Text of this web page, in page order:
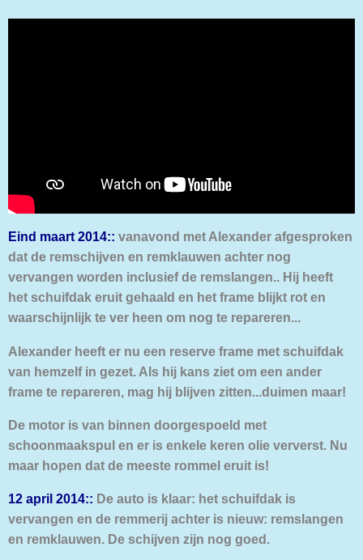
Eind maart 2014:: vanavond met Alexander afgesproken
dat de remschijven en remklauwen achter nog
vervangen worden inclusief de remslangen.. Hij heeft
het schuifdak eruit gehaald en het frame blijkt rot en
waarschijnlijk te ver heen om nog te repareren...
Alexander heeft er nu een reserve frame met schuifdak
van hemzelf in gezet. Als hij kans ziet om een ander
frame te repareren, mag hij blijven zitten...duimen maar!
De motor is van binnen doorgespoeld met
schoonmaakspul en er is enkele keren olie ververst. Nu
maar hopen dat de meeste rommel eruit is!
12 april 2014:: De auto is klaar: het schuifdak is
vervangen en de remmerij achter is nieuw: remslangen
en remklauwen. De schijven zijn nog goed.